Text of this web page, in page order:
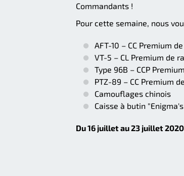
Commandants !
Pour cette semaine, nous
AFT-10 – CC Premium
VT-5 – CL Premium de
Type 96B – CCP
PTZ-89 – CC Premium
Camouflages chinois
Caisse à butin
Du 16 juillet au 23 juillet 2020